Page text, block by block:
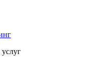
услуг